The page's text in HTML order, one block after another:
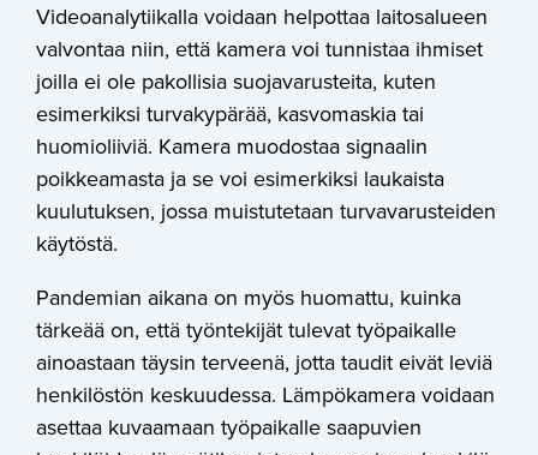
Videoanalytiikalla voidaan helpottaa laitosalueen
valvontaa niin, että kamera voi tunnistaa ihmiset
joilla ei ole pakollisia suojavarusteita, kuten
esimerkiksi turvakypärää, kasvomaskia tai
huomioliiviä. Kamera muodostaa signaalin
poikkeamasta ja se voi esimerkiksi laukaista
kuulutuksen, jossa muistutetaan turvavarusteiden
käytöstä.
Pandemian aikana on myös huomattu, kuinka
tärkeää on, että työntekijät tulevat työpaikalle
ainoastaan täysin terveenä, jotta taudit eivät leviä
henkilöstön keskuudessa. Lämpökamera voidaan
asettaa kuvaamaan työpaikalle saapuvien